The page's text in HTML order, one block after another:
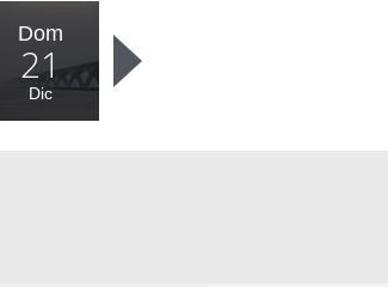
Dom
21
Dic